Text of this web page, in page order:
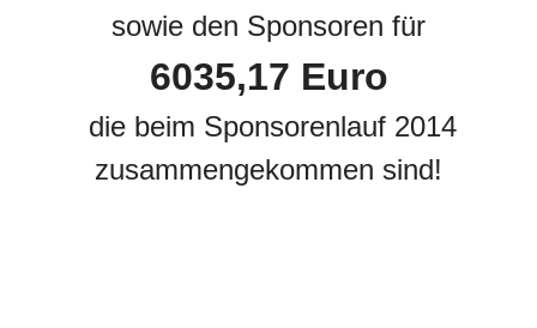
sowie den Sponsoren für
6035,17 Euro
die beim Sponsorenlauf 2014
zusammengekommen sind!